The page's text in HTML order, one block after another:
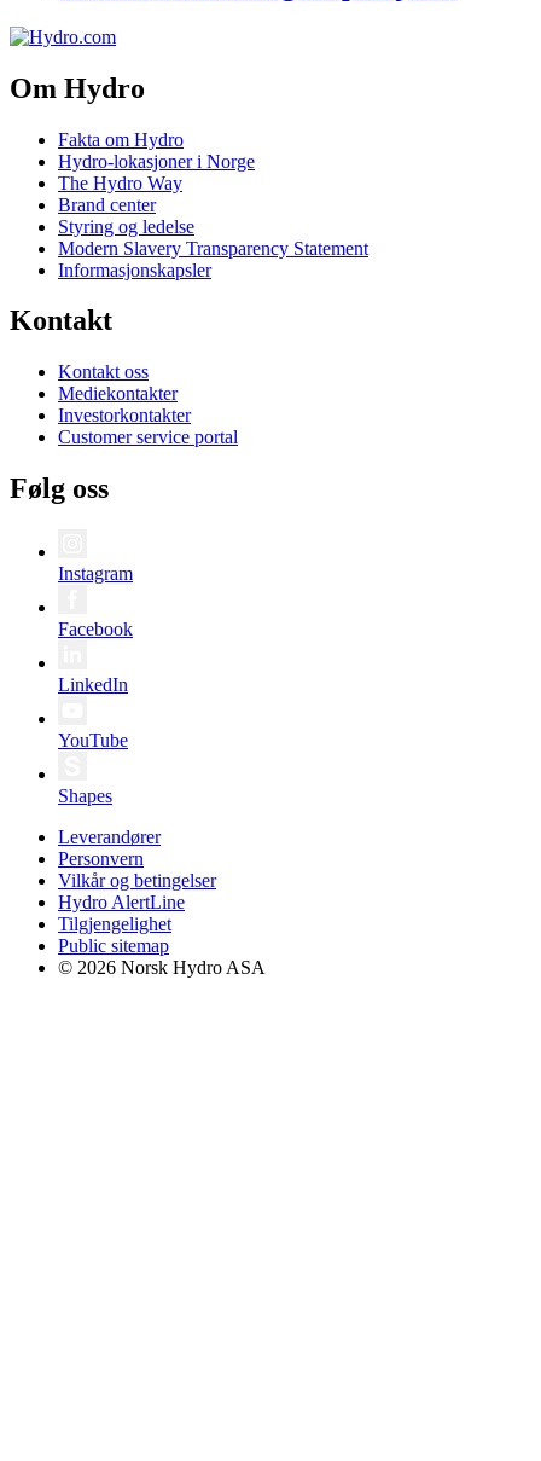
Om Hydro
Fakta om Hydro
Hydro-lokasjoner i Norge
The Hydro Way
Brand center
Styring og ledelse
Modern Slavery Transparency Statement
Informasjonskapsler
Kontakt
Kontakt oss
Mediekontakter
Investorkontakter
Customer service portal
Følg oss
Instagram
Facebook
LinkedIn
YouTube
Shapes
Leverandører
Personvern
Vilkår og betingelser
Hydro AlertLine
Tilgjengelighet
Public sitemap
© 2026 Norsk Hydro ASA